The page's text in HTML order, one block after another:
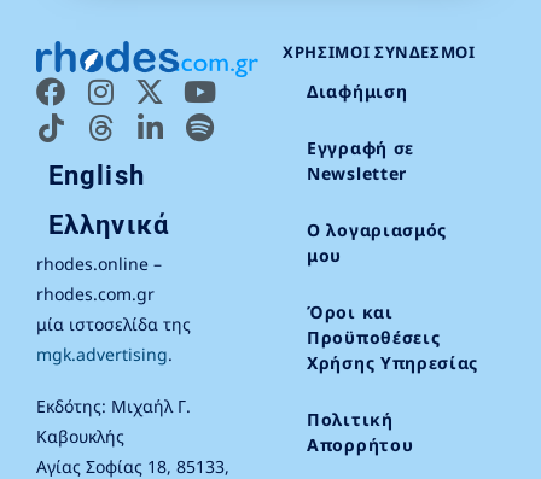
English
Ελληνικά
rhodes.online –
rhodes.com.gr
μία ιστοσελίδα της
mgk.advertising.
Εκδότης: Μιχαήλ Γ.
Καβουκλής
Αγίας Σοφίας 18, 85133,
ΧΡΉΣΙΜΟΙ ΣΎΝΔΕΣΜΟΙ
Διαφήμιση
Εγγραφή σε
Newsletter
Ο λογαριασμός
μου
Όροι και
Προϋποθέσεις
Χρήσης Υπηρεσίας
Πολιτική
Απορρήτου